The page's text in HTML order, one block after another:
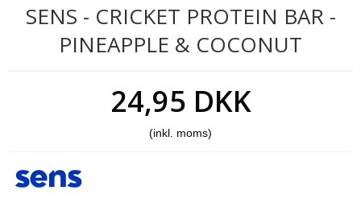
SENS - CRICKET PROTEIN BAR -
PINEAPPLE & COCONUT
24,95 DKK
(inkl. moms)